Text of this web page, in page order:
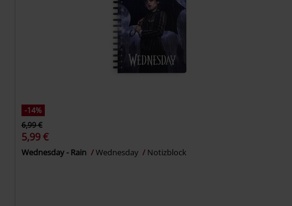
-14%
6,99 €
5,99 €
Wednesday - Rain Wednesday Notizblock